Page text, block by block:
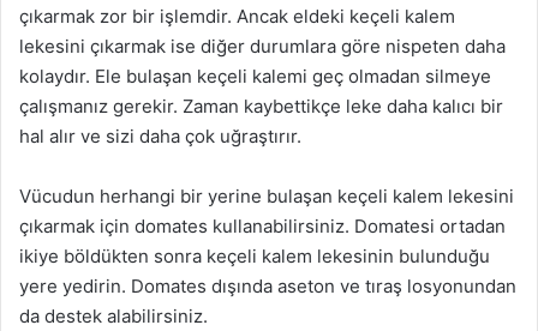
çıkarmak zor bir işlemdir. Ancak eldeki keçeli kalem
lekesini çıkarmak ise diğer durumlara göre nispeten daha
kolaydır. Ele bulaşan keçeli kalemi geç olmadan silmeye
çalışmanız gerekir. Zaman kaybettikçe leke daha kalıcı bir
hal alır ve sizi daha çok uğraştırır.
Vücudun herhangi bir yerine bulaşan keçeli kalem lekesini
çıkarmak için domates kullanabilirsiniz. Domatesi ortadan
ikiye böldükten sonra keçeli kalem lekesinin bulunduğu
yere yedirin. Domates dışında aseton ve tıraş losyonundan
da destek alabilirsiniz.